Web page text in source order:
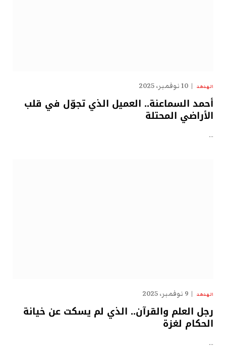
الهدهد 10 نوفمبر، 2025
أحمد السماعنة.. العميل الذي تجوّل في قلب
الأراضي المحتلة
…
الهدهد 9 نوفمبر، 2025
رجل العلم والقرآن.. الذي لم يسكت عن خيانة
الحكام لغزة
…